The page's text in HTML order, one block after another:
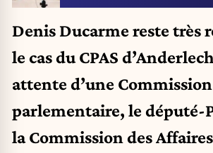
Denis Ducarme reste très
le cas du CPAS
attente d’une
parlementaire, le député-
la Commission des